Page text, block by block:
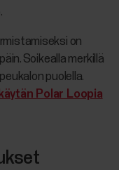
.
on
Soikealla merkillä
puolella.
Polar Loopia